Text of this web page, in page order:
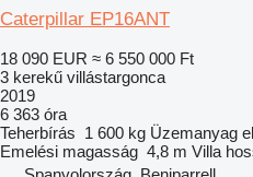
Caterpillar EP16ANT
18 090 EUR ≈ 6 550 000 Ft
3 kerekű villástargonca
2019
6 363 óra
Teherbírás 1 600 kg Üzemanyag
Emelési magasság 4,8 m Villa